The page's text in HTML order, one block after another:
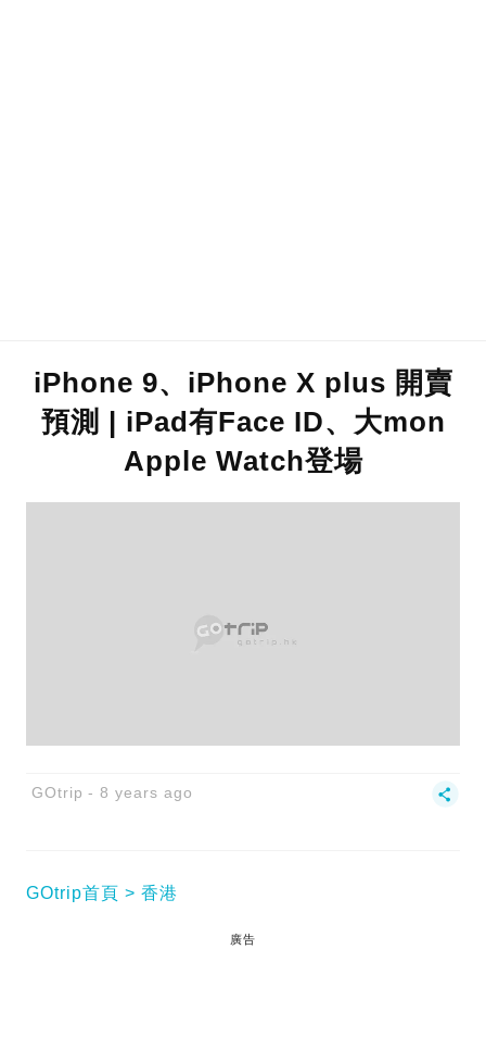
iPhone 9、iPhone X plus 開賣
預測 | iPad有Face ID、大mon
Apple Watch登場
GOtrip 8 years ago
GOtrip首頁 香港
廣告